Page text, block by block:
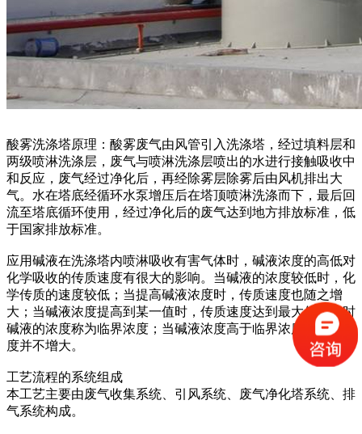
酸雾洗涤塔原理：酸雾废气由风管引入洗涤塔，经过填料层和
两级喷淋洗涤层，废气与喷淋洗涤层喷出的水进行接触吸收中
和反应，废气经过净化后，再经除雾层除雾后由风机排出大
气。水在塔底经循环水泵增压后在塔顶喷淋洗涤而下，最后回
流至塔底循环使用，经过净化后的废气达到地方排放标准，低
于国家排放标准。
应用碱液在洗涤塔内喷淋吸收有害气体时，碱液浓度的高低对
化学吸收的传质速度有很大的影响。当碱液的浓度较低时，化
学传质的速度较低；当提高碱液浓度时，传质速度也随之增
大；当碱液浓度提高到某一值时，传质速度达到最大值，此时
碱液的浓度称为临界浓度；当碱液浓度高于临界浓度时传质速
度并不增大。
工艺流程的系统组成
本工艺主要由废气收集系统、引风系统、废气净化塔系统、排
气系统构成。